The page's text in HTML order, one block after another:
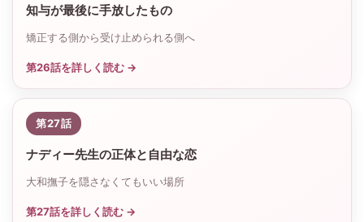
知与が最後に手放したもの
矯正する側から受け止められる側へ
第26話を詳しく読む →
第27話
ナディー先生の正体と自由な恋
大和撫子を隠さなくてもいい場所
第27話を詳しく読む →